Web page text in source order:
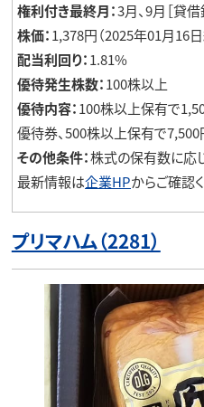
権利付き最終月：3月、9月［貸借
株価：1,378円（2025年01月16日
配当利回り：1.81%
優待発生株数：100株以上
優待内容：100株以上保有で
優待券、500株以上保有で
その他条件：株式の保有数に応
最新情報は企業HPからご確認
プリマハム（2281）